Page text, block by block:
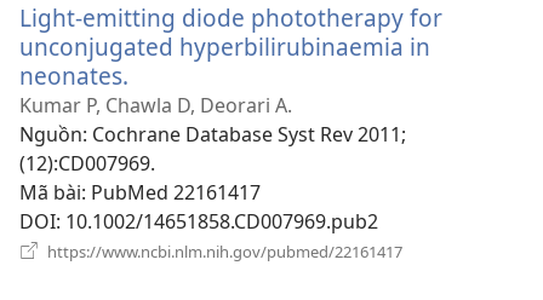
mới)
Light-emitting diode phototherapy for
unconjugated hyperbilirubinaemia in
neonates.
cửa
sổ
mới)
Kumar P, Chawla D, Deorari A.
Nguồn‎: Cochrane Database Syst Rev 2011;
(12):CD007969.
Mã bài‎: PubMed 22161417
DOI‎: 10.1002/14651858.CD007969.pub2
https://www.ncbi.nlm.nih.gov/pubmed/22161417